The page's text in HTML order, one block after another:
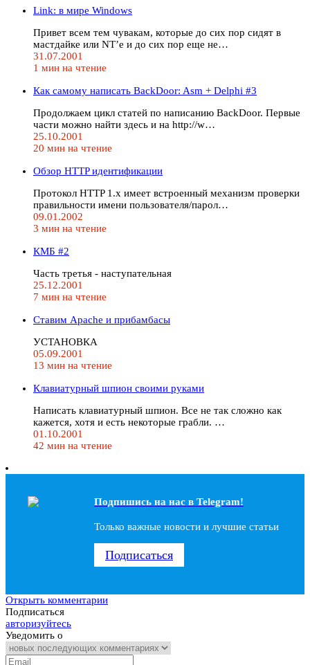
Link: в мире Windows
Привет всем тем чувакам, которые до сих пор сидят в
мастдайке или NT’e и до сих пор еще не…
31.07.2001
1 мин на чтение
Как самому написать BackDoor: Asm + Delphi #3
Продолжаем цикл статей по написанию BackDoor. Первые
части можно найти здесь и на http://w…
25.10.2001
20 мин на чтение
Обзор HTTP идентификации
Протокол HTTP 1.x имеет встроенный механизм проверки
правильности имени пользователя/парол…
09.01.2002
3 мин на чтение
КМБ #2
Часть третья - наступательная
25.12.2001
7 мин на чтение
Ставим Apache и прибамбасы
УСТАНОВКА
05.09.2001
13 мин на чтение
Клавиатурный шпион своими руками
Написать клавиатурный шпион. Все не так сложно как
кажется, хотя и есть некоторые грабли. …
01.10.2001
42 мин на чтение
Подпишись на наc в Telegram!
Только важные новости и лучшие статьи
Подписаться
Открыть комментарии
Подписаться
авторизуйтесь
Уведомить о